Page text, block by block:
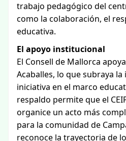
trabajo pedagógico del
como la colaboración, el
educativa.
El apoyo institucional
El Consell de Mallorca
Acaballes, lo que subraya
iniciativa en el marco
respaldo permite que el
organice un acto más
para la comunidad de
reconoce la trayectoria de